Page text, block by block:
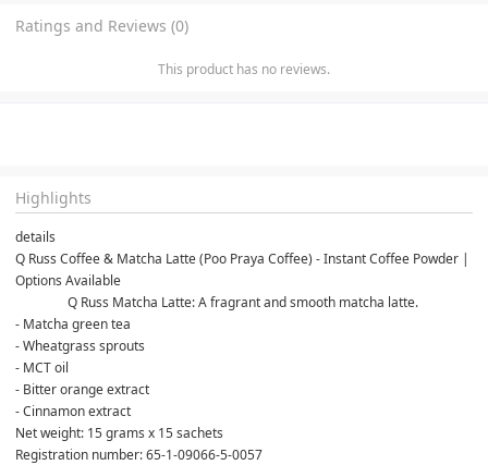
Ratings and Reviews (0)
This product has no reviews.
Highlights
details
Q Russ Coffee & Matcha Latte (Poo Praya Coffee) - Instant Coffee Powder |
Options Available
Q Russ Matcha Latte: A fragrant and smooth matcha latte.
- Matcha green tea
- Wheatgrass sprouts
- MCT oil
- Bitter orange extract
- Cinnamon extract
Net weight: 15 grams x 15 sachets
Registration number: 65-1-09066-5-0057